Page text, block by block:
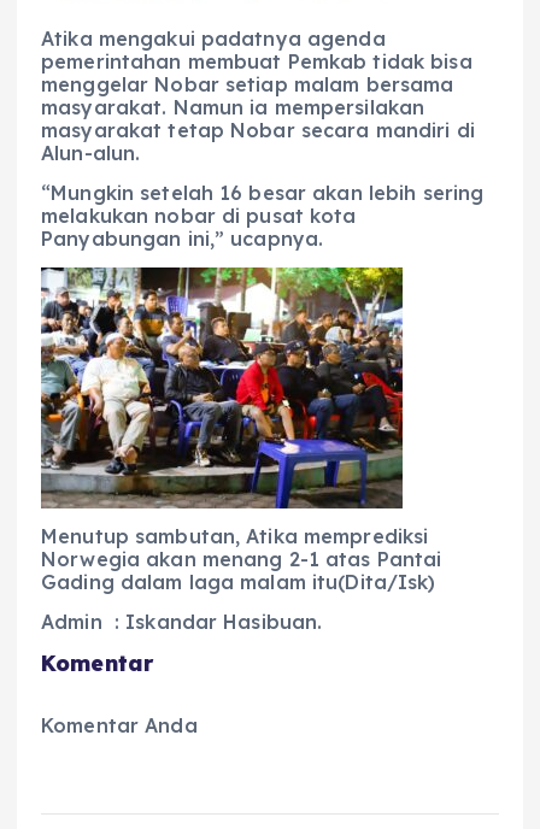
Atika mengakui padatnya agenda
pemerintahan membuat Pemkab tidak bisa
menggelar Nobar setiap malam bersama
masyarakat. Namun ia mempersilakan
masyarakat tetap Nobar secara mandiri di
Alun-alun.
“Mungkin setelah 16 besar akan lebih sering
melakukan nobar di pusat kota
Panyabungan ini,” ucapnya.
Menutup sambutan, Atika memprediksi
Norwegia akan menang 2-1 atas Pantai
Gading dalam laga malam itu(Dita/Isk)
Admin : Iskandar Hasibuan.
Komentar
Komentar Anda